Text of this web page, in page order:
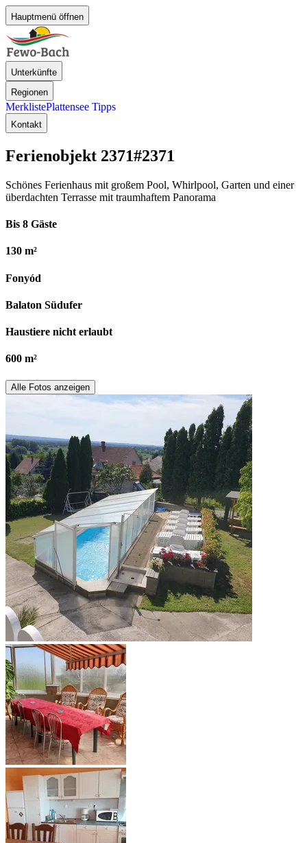
Hauptmenü öffnen
Unterkünfte
Regionen
MerklistePlattensee Tipps
Kontakt
Ferienobjekt 2371#2371
Schönes Ferienhaus mit großem Pool, Whirlpool, Garten und einer
überdachten Terrasse mit traumhaftem Panorama
Bis 8 Gäste
130 m²
Fonyód
Balaton Südufer
Haustiere nicht erlaubt
600 m²
Alle Fotos anzeigen